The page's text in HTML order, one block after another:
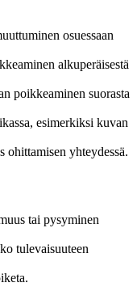
osuessaan
alkuperäisestä
poikkeaminen suorasta
esimerkiksi kuvan
ohittamisen yhteydessä.
tai pysyminen
tulevaisuuteen